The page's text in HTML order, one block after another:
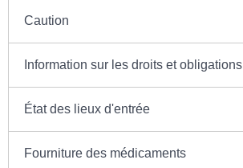
Caution
Information sur les droits et obligations
État des lieux d'entrée
Fourniture des médicaments